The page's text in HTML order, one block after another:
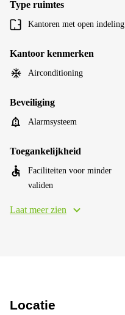
Type ruimtes
Kantoren met open indeling
Kantoor kenmerken
Airconditioning
Beveiliging
Alarmsysteem
Toegankelijkheid
Faciliteiten voor minder
validen
Laat meer zien
Locatie